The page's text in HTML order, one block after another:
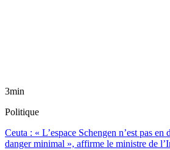
3min
Politique
Ceuta : « L’espace Schengen n’est pas en
danger minimal », affirme le ministre de